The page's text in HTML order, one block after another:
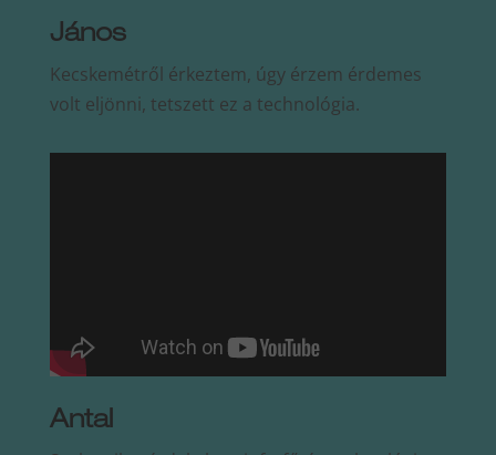
János
Kecskemétről érkeztem, úgy érzem érdemes
volt eljönni, tetszett ez a technológia.
Antal